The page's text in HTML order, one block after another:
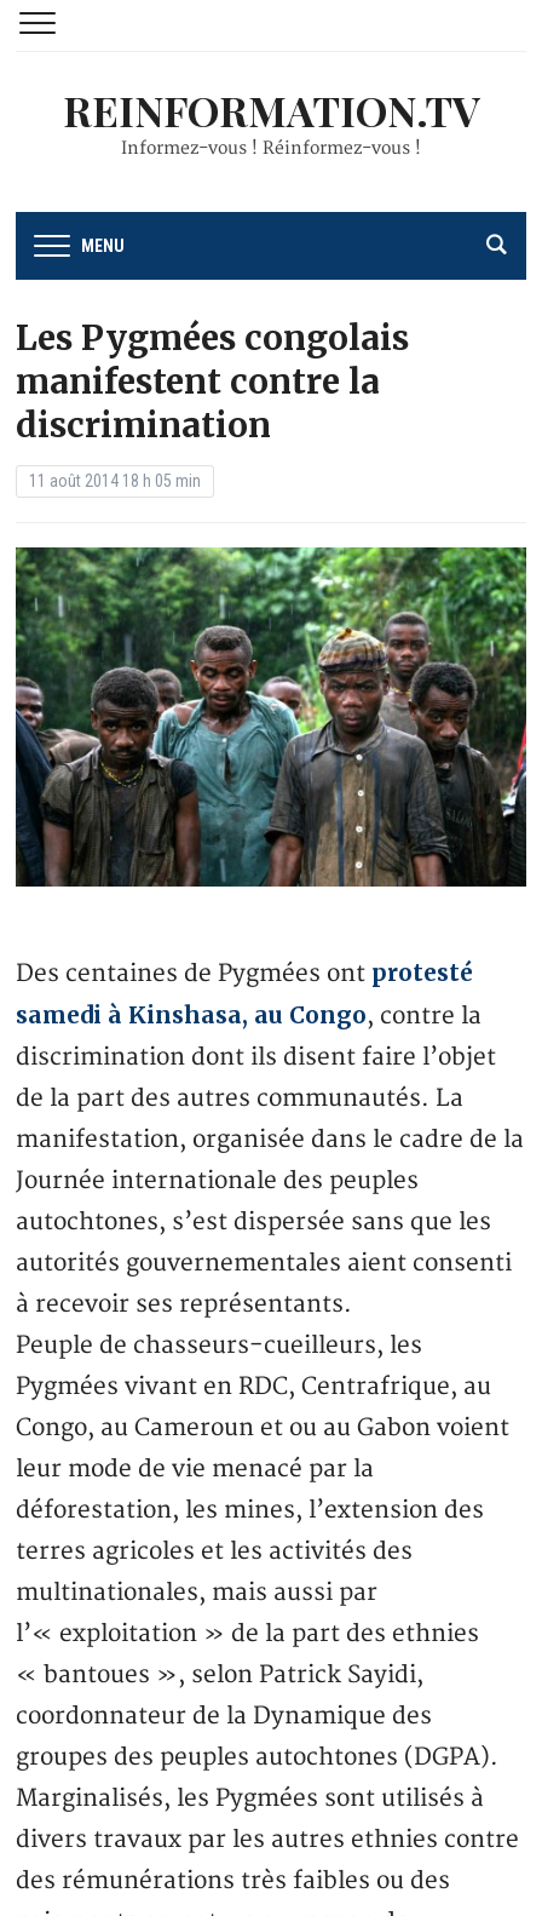
REINFORMATION.TV
Informez-vous ! Réinformez-vous !
MENU
Les Pygmées congolais
manifestent contre la
discrimination
11 août 2014 18 h 05 min
Des centaines de Pygmées ont protesté
samedi à Kinshasa, au Congo, contre la
discrimination dont ils disent faire l’objet
de la part des autres communautés. La
manifestation, organisée dans le cadre de la
Journée internationale des peuples
autochtones, s’est dispersée sans que les
autorités gouvernementales aient consenti
à recevoir ses représentants.
Peuple de chasseurs-cueilleurs, les
Pygmées vivant en RDC, Centrafrique, au
Congo, au Cameroun et ou au Gabon voient
leur mode de vie menacé par la
déforestation, les mines, l’extension des
terres agricoles et les activités des
multinationales, mais aussi par
l’« exploitation » de la part des ethnies
« bantoues », selon Patrick Sayidi,
coordonnateur de la Dynamique des
groupes des peuples autochtones (DGPA).
Marginalisés, les Pygmées sont utilisés à
divers travaux par les autres ethnies contre
des rémunérations très faibles ou des